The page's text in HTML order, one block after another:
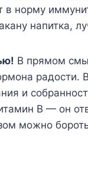
норму
напитка,
В прямом
радости.
и
В — он
можно